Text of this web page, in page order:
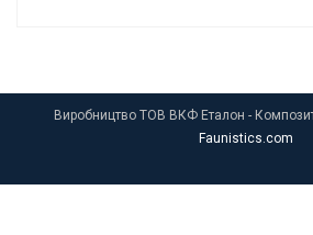
Виробництво ТОВ ВКФ Еталон -
Faunistics.com